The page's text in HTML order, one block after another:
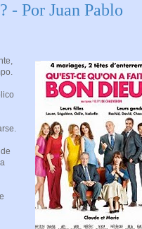
- Por Juan Pablo